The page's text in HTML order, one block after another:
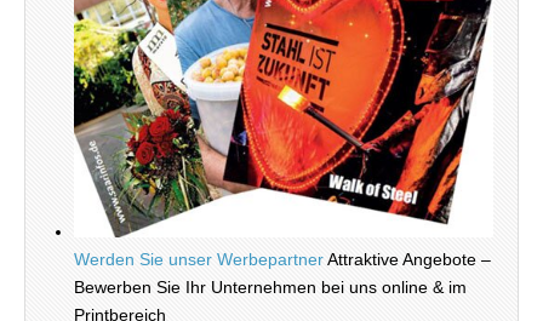
Werden Sie unser WerbepartnerAttraktive Angebote –
Bewerben Sie Ihr Unternehmen bei uns online & im
Printbereich